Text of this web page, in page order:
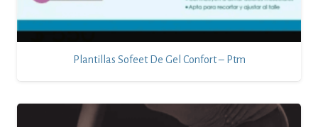
Plantillas Sofeet De Gel Confort – Ptm